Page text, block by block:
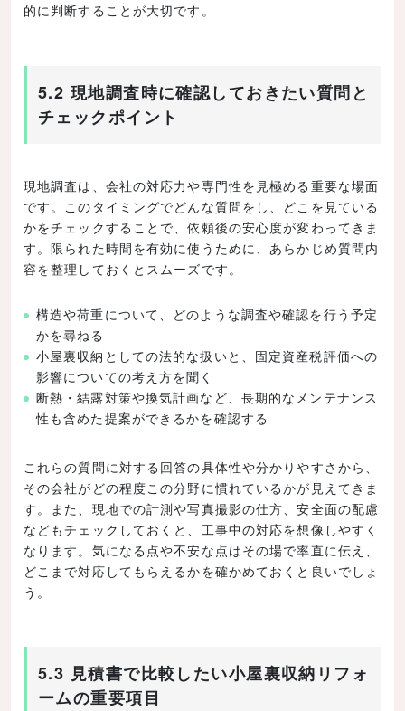
的に判断することが大切です。
5.2 現地調査時に確認しておきたい質問と
チェックポイント
現地調査は、会社の対応力や専門性を見極める重要な場面
です。このタイミングでどんな質問をし、どこを見ている
かをチェックすることで、依頼後の安心度が変わってきま
す。限られた時間を有効に使うために、あらかじめ質問内
容を整理しておくとスムーズです。
構造や荷重について、どのような調査や確認を行う予定
かを尋ねる
小屋裏収納としての法的な扱いと、固定資産税評価への
影響についての考え方を聞く
断熱・結露対策や換気計画など、長期的なメンテナンス
性も含めた提案ができるかを確認する
これらの質問に対する回答の具体性や分かりやすさから、
その会社がどの程度この分野に慣れているかが見えてきま
す。また、現地での計測や写真撮影の仕方、安全面の配慮
などもチェックしておくと、工事中の対応を想像しやすく
なります。気になる点や不安な点はその場で率直に伝え、
どこまで対応してもらえるかを確かめておくと良いでしょ
う。
5.3 見積書で比較したい小屋裏収納リフォ
ームの重要項目